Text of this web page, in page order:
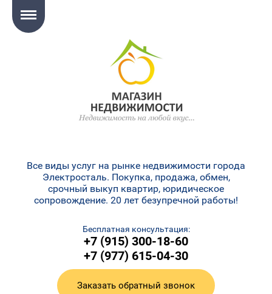
Все виды услуг на рынке недвижимости города
Электросталь. Покупка, продажа, обмен,
срочный выкуп квартир, юридическое
сопровождение. 20 лет безупречной работы!
Бесплатная консультация:
+7 (915) 300-18-60
+7 (977) 615-04-30
Заказать обратный звонок